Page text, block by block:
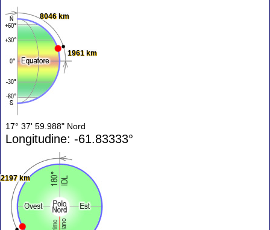
8046 km
1961 km
17° 37' 59.988" Nord
Longitudine: -61.83333°
km